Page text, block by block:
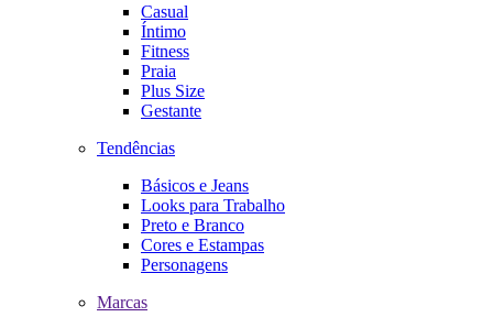
Casual
Íntimo
Fitness
Praia
Plus Size
Gestante
Tendências
Básicos e Jeans
Looks para Trabalho
Preto e Branco
Cores e Estampas
Personagens
Marcas